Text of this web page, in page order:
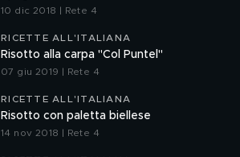
10 dic 2018 | Rete 4
RICETTE ALL'ITALIANA
Risotto alla carpa "Col Puntel"
07 giu 2019 | Rete 4
RICETTE ALL'ITALIANA
Risotto con paletta biellese
14 nov 2018 | Rete 4